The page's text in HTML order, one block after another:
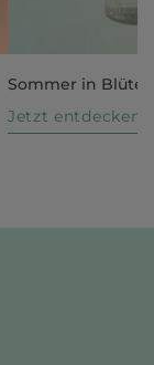
Sommer in Blüte
Jetzt entdecken